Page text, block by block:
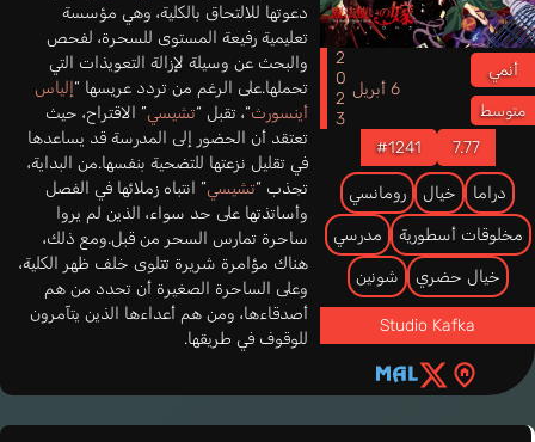
أنمي
متوسط
6 أبريل 2023
7.77
#1241
دراما خيال رومانسي
مخلوقات أسطورية مدرسي
خيال حضري شونين
Studio Kafka
دعوتها للالتحاق بالكلية، وهي مؤسسة
تعليمية رفيعة المستوى للسحرة، لفحص
والبحث عن وسيلة لإزالة التعويذات التي
تحملها.على الرغم من تردد عريسها “إلياس
أينسورث“، تقبل “تشيسي” الاقتراح، حيث
تعتقد أن الحضور إلى المدرسة قد يساعدها
في تقليل نزعتها للتضحية بنفسها.من البداية،
تجذب “تشيسي” انتباه زملائها في الفصل
وأساتذتها على حد سواء، الذين لم يروا
ساحرة تمارس السحر من قبل.ومع ذلك،
هناك مؤامرة شريرة تتلوى خلف ظهر الكلية،
وعلى الساحرة الصغيرة أن تحدد من هم
أصدقاءها، ومن هم أعداءها الذين يتآمرون
للوقوف في طريقها.